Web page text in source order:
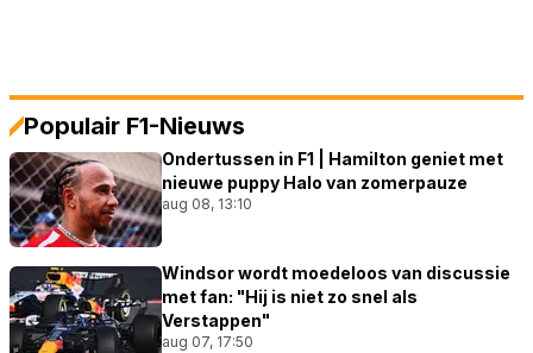
Populair F1-Nieuws
Ondertussen in F1 | Hamilton geniet met
nieuwe puppy Halo van zomerpauze
aug 08, 13:10
Windsor wordt moedeloos van discussie
met fan: "Hij is niet zo snel als
Verstappen"
aug 07, 17:50